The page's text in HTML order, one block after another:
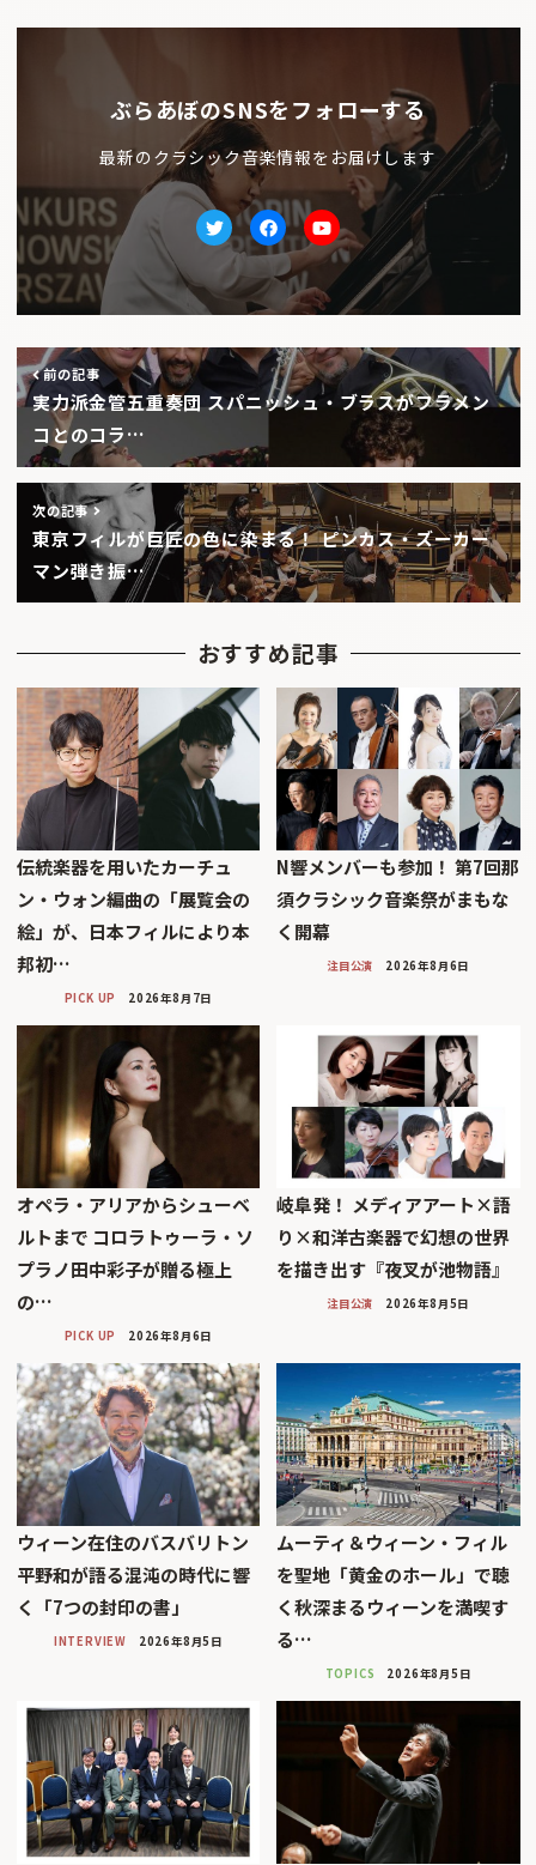
ぶらあぼのSNSをフォローする
最新のクラシック音楽情報をお届けします
TwitterfacebookYoutube
前の記事
実力派金管五重奏団 スパニッシュ・ブラスがフラメン
コとのコラ…
次の記事
東京フィルが巨匠の色に染まる！ ピンカス・ズーカー
マン弾き振…
おすすめ記事
伝統楽器を用いたカーチュ
ン・ウォン編曲の「展覧会の
絵」が、日本フィルにより本
邦初…
PICK UP 2026年8月7日
N響メンバーも参加！ 第7回那
須クラシック音楽祭がまもな
く開幕
注目公演 2026年8月6日
オペラ・アリアからシューベ
ルトまで コロラトゥーラ・ソ
プラノ田中彩子が贈る極上
の…
PICK UP 2026年8月6日
岐阜発！ メディアアート×語
り×和洋古楽器で幻想の世界
を描き出す『夜叉が池物語』
注目公演 2026年8月5日
ウィーン在住のバスバリトン
平野和が語る混沌の時代に響
く「7つの封印の書」
INTERVIEW 2026年8月5日
ムーティ＆ウィーン・フィル
を聖地「黄金のホール」で聴
く秋深まるウィーンを満喫す
る…
TOPICS 2026年8月5日